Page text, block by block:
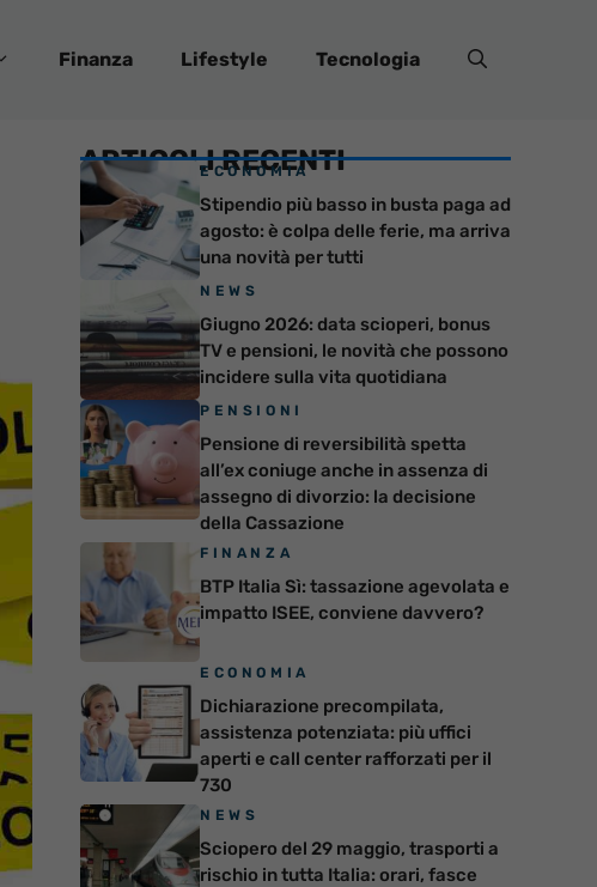
Finanza Lifestyle Tecnologia
ARTICOLI RECENTI
ECONOMIA
Stipendio più basso in busta paga ad
agosto: è colpa delle ferie, ma arriva
una novità per tutti
NEWS
Giugno 2026: data scioperi, bonus
TV e pensioni, le novità che possono
incidere sulla vita quotidiana
PENSIONI
Pensione di reversibilità spetta
all’ex coniuge anche in assenza di
assegno di divorzio: la decisione
della Cassazione
FINANZA
BTP Italia Sì: tassazione agevolata e
impatto ISEE, conviene davvero?
ECONOMIA
Dichiarazione precompilata,
assistenza potenziata: più uffici
aperti e call center rafforzati per il
730
NEWS
Sciopero del 29 maggio, trasporti a
rischio in tutta Italia: orari, fasce